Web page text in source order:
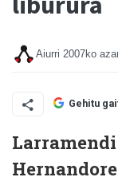
Aiurri 2007ko
Gehitu